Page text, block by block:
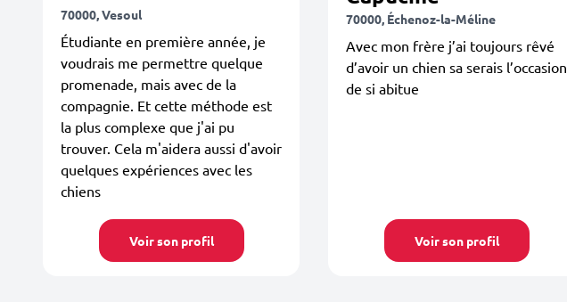
70000, Vesoul
Étudiante en première année, je
voudrais me permettre quelque
promenade, mais avec de la
compagnie. Et cette méthode est
la plus complexe que j'ai pu
trouver. Cela m'aidera aussi d'avoir
quelques expériences avec les
chiens
Voir son profil
70000, Échenoz-la-Méline
Avec mon frère j’ai toujours rêvé
d’avoir un chien sa serais l’occasion
de si abitue
Voir son profil